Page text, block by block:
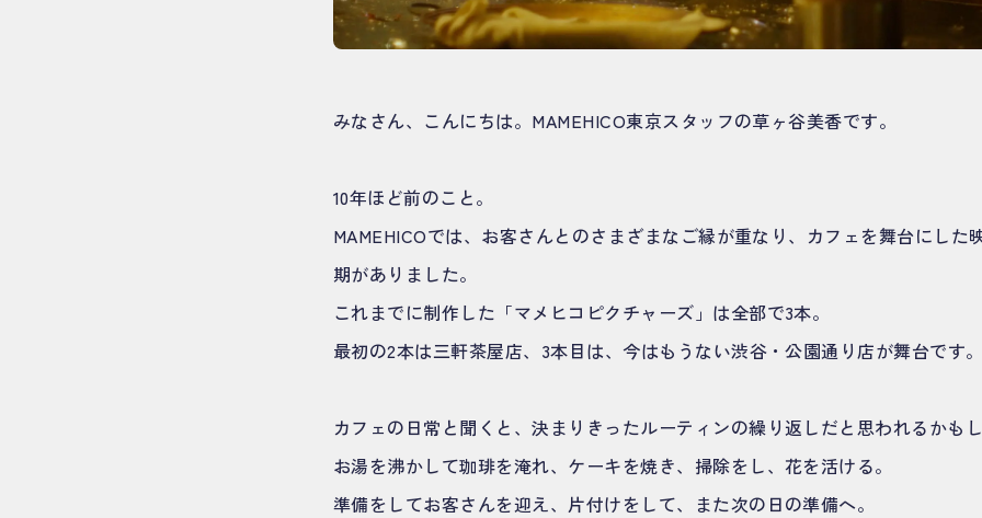
みなさん、こんにちは。MAMEHICO東京スタッフの草ヶ谷美香です。
10年ほど前のこと。
MAMEHICOでは、お客さんとのさまざまなご縁が重なり、カフェを舞台にした
期がありました。
これまでに制作した「マメヒコピクチャーズ」は全部で3本。
最初の2本は三軒茶屋店、3本目は、今はもうない渋谷・公園通り店が舞台です
カフェの日常と聞くと、決まりきったルーティンの繰り返しだと思われるかも
お湯を沸かして珈琲を淹れ、ケーキを焼き、掃除をし、花を活ける。
準備をしてお客さんを迎え、片付けをして、また次の日の準備へ。